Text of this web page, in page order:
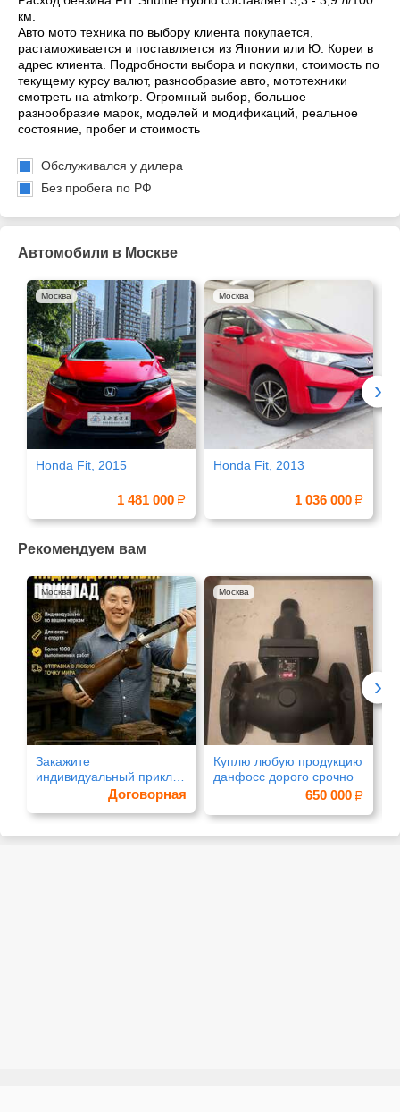
км.
Авто мото техника по выбору клиента покупается,
растаможивается и поставляется из Японии или Ю. Кореи в
адрес клиента. Подробности выбора и покупки, стоимость по
текущему курсу валют, разнообразие авто, мототехники
смотреть на atmkorp. Огромный выбор, большое
разнообразие марок, моделей и модификаций, реальное
состояние, пробег и стоимость
Обслуживался у дилера
Без пробега по РФ
Автомобили в Москве
Honda Fit, 2015
1 481 000
Москва
Honda Fit, 2013
1 036 000
Москва
›
Рекомендуем вам
Закажите
индивидуальный приклад
по своим меркамДоговорная
Москва
Куплю любую продукцию
данфосс дорого срочно
650 000
Москва
›